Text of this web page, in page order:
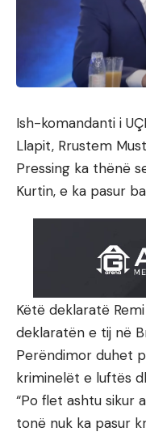
Ish-komandanti i
Llapit, Rrustem
Pressing ka thënë
Kurtin, e ka pasur
Këtë deklaratë
deklaratën e tij në
Perëndimor duhet
kriminelët e luftës
“Po flet ashtu sikur
tonë nuk ka pasur